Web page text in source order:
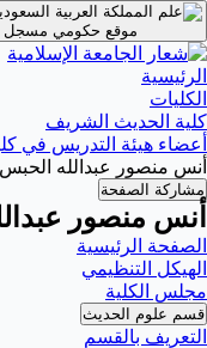
موقع حكومي مسجل
الرئيسية
الكليات
كلية الحديث الشريف
أعضاء هيئة التدريس في
أنس منصور عبدالله الحبس
مشاركة الصفحة
أنس منصور
الصفحة الرئيسية
الهيكل التنظيمي
مجلس الكلية
قسم علوم الحديث
التعريف بالقسم